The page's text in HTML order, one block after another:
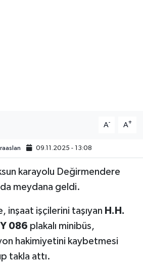
A- A+
09.11.2025 - 13:08
karayolu Değirmendere
meydana geldi.
inşaat işçilerini taşıyan H.H.
086 plakalı minibüs,
hakimiyetini kaybetmesi
takla attı.